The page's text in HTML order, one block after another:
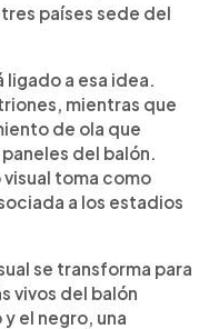
países sede del
ligado a esa idea.
mientras que
de ola que
del balón.
toma como
a los estadios
se transforma para
vivos del balón
el negro, una